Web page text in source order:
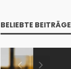
BELIEBTE BEITRÄGE